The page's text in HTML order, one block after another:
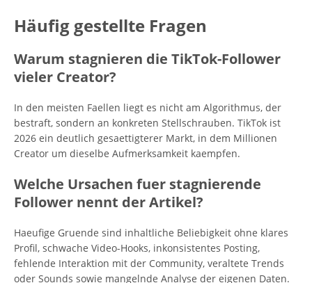
Häufig gestellte Fragen
Warum stagnieren die TikTok-Follower
vieler Creator?
In den meisten Faellen liegt es nicht am Algorithmus, der
bestraft, sondern an konkreten Stellschrauben. TikTok ist
2026 ein deutlich gesaettigterer Markt, in dem Millionen
Creator um dieselbe Aufmerksamkeit kaempfen.
Welche Ursachen fuer stagnierende
Follower nennt der Artikel?
Haeufige Gruende sind inhaltliche Beliebigkeit ohne klares
Profil, schwache Video-Hooks, inkonsistentes Posting,
fehlende Interaktion mit der Community, veraltete Trends
oder Sounds sowie mangelnde Analyse der eigenen Daten.